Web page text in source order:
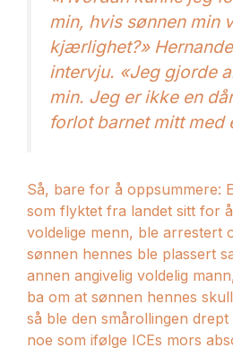
min, hvis sønnen min
kjærlighet?»
intervju. «Jeg gjorde
min. Jeg er ikke en
forlot barnet mitt med
Så, bare for å oppsummere:
som flyktet fra landet sitt for
voldelige menn, ble arrestert
sønnen hennes ble plassert
annen angivelig voldelig
ba om at sønnen hennes
så ble den smårollingen
noe som ifølge ICEs mors